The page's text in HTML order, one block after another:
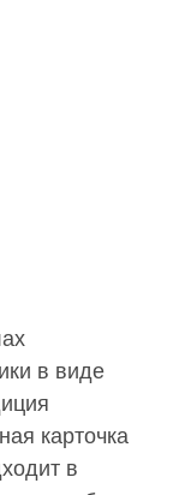
в виде
карточка
в